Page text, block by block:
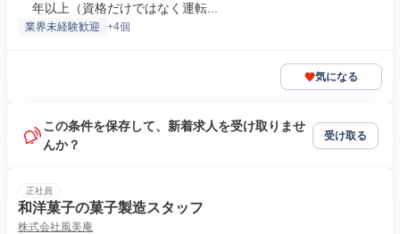
年以上（資格だけではなく運転...
業界未経験歓迎 +4個
気になる
この条件を保存して、新着求人を受け取りませ
んか？
受け取る
正社員
和洋菓子の菓子製造スタッフ
株式会社風美庵